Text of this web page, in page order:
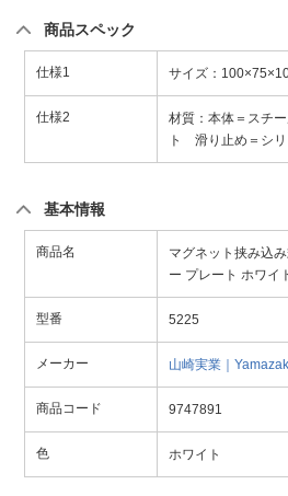
商品スペック
仕様1 サイズ：
仕様2
材質：本体＝スチ
ト 滑り止め＝シリ
基本情報
商品名
マグネット挟み込
ー プレート ホワイ
型番 5225
メーカー 山崎実業｜
商品コード 9747891
色 ホワイト